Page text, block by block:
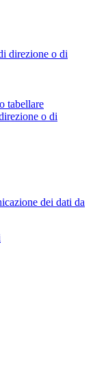
direzione o di
tabellare
o di
dei dati da